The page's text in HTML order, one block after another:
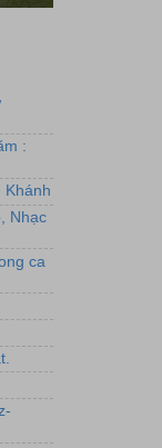
:
Khánh
Nhạc
ca